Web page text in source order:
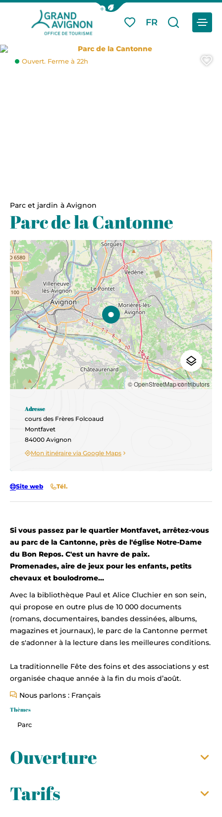
Afficher la barre de navigation du
Grand Avignon Tourisme
Mes favoris
FR
Je
Menu
Parc et jardin à Avignon
Parc de la Cantonne
Parc de la Cantonne
Ouvert. Ferme à 22h
Si vous passez par le quartier Montfavet, arrêtez-vous
au parc de la Cantonne, près de l'église Notre-Dame
du Bon Repos. C'est un havre de paix.
Promenades, aire de jeux pour les enfants, petits
chevaux et boulodrome…
Avec la bibliothèque Paul et Alice Cluchier en son sein,
qui propose en outre plus de 10 000 documents
(romans, documentaires, bandes dessinées, albums,
magazines et journaux), le parc de la Cantonne permet
de s'adonner à la lecture dans les meilleures conditions.
La traditionnelle Fête des foins et des associations y est
organisée chaque année à la fin du mois d’août.
Nous parlons : Français
Thèmes
Parc
Ouverture
Tarifs
© OpenStreetMap contributors
Adresse
cours des Frères Folcoaud
Montfavet
84000 Avignon
Mon itinéraire via Google Maps
Site web Tél.